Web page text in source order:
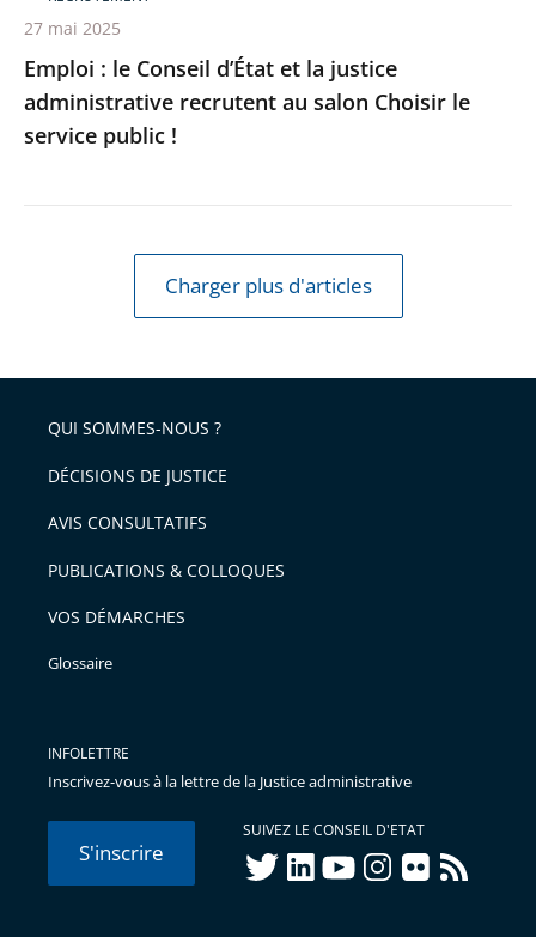
salon
Choisir
le
service
Emploi : le Conseil d’État et la justice
administrative recrutent au salon Choisir le
service public !
27 mai 2025
Charger plus d'articles
QUI SOMMES-NOUS ?
DÉCISIONS DE JUSTICE
AVIS CONSULTATIFS
PUBLICATIONS & COLLOQUES
VOS DÉMARCHES
Glossaire
INFOLETTRE
Inscrivez-vous à la lettre de la Justice administrative
S'inscrire
SUIVEZ LE CONSEIL D'ETAT
twitterlinkedInyoutubeinstagram
flickr rss